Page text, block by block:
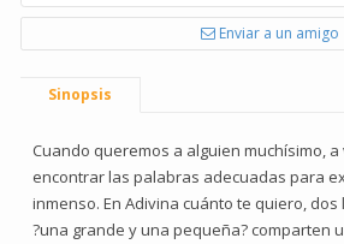
Enviar a un amigo
Sinopsis
Cuando queremos a alguien muchísimo,
encontrar las palabras adecuadas para
inmenso. En Adivina cuánto te quiero,
?una grande y una pequeña? comparten